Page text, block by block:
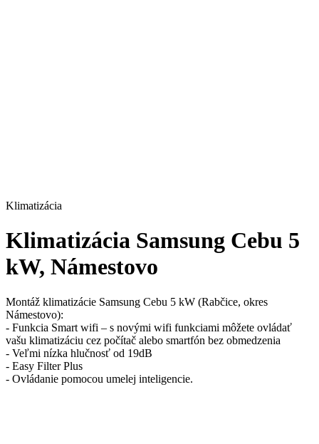
Klimatizácia
Klimatizácia Samsung Cebu 5
kW, Námestovo
Montáž klimatizácie Samsung Cebu 5 kW (Rabčice, okres
Námestovo):
- Funkcia Smart wifi – s novými wifi funkciami môžete ovládať
vašu klimatizáciu cez počítač alebo smartfón bez obmedzenia
- Veľmi nízka hlučnosť od 19dB
- Easy Filter Plus
- Ovládanie pomocou umelej inteligencie.